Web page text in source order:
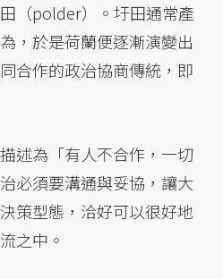
（polder）。圩田通常產
，於是荷蘭便逐漸演變出
合作的政治協商傳統，即
述為「有人不合作，一切
必須要溝通與妥協，讓大
策型態，洽好可以很好地
之中。